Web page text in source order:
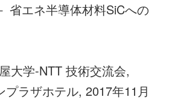
省エネ半導体材料SiCへの
大学-NTT 技術交流会,
プラザホテル, 2017年11月